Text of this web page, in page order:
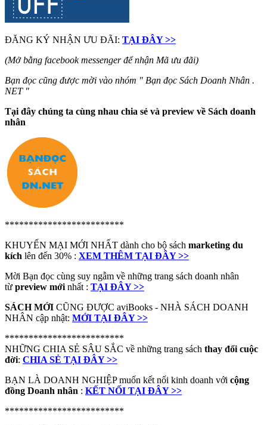
ĐĂNG KÝ NHẬN ƯU ĐÃI: TẠI ĐÂY >>
(Mở bằng facebook messenger để nhận Mã ưu đãi)
Bạn đọc cũng được mời vào nhóm " Bạn đọc Sách Doanh Nhân .
NET "
Tại đây chúng ta cùng nhau chia sẻ và preview về Sách doanh
nhân
*************************
KHUYẾN MẠI MỚI NHẤT dành cho bộ sách marketing du
kích lên đến 30% : XEM THÊM TẠI ĐÂY >>
Mời Bạn đọc cùng suy ngẫm về những trang sách doanh nhân
từ preview mới nhất : TẠI ĐÂY >>
SÁCH MỚI CŨNG ĐƯỢC aviBooks - NHÀ SÁCH DOANH
NHÂN cập nhật: MỚI TẠI ĐÂY >>
*************************
NHỮNG CHIA SẺ SÂU SẮC về những trang sách thay đổi cuộc
đời: CHIA SẺ TẠI ĐÂY >>
BẠN LÀ DOANH NGHIỆP muốn kết nối kinh doanh với cộng
đồng Doanh nhân : KẾT NỐI TẠI ĐÂY >>
*************************